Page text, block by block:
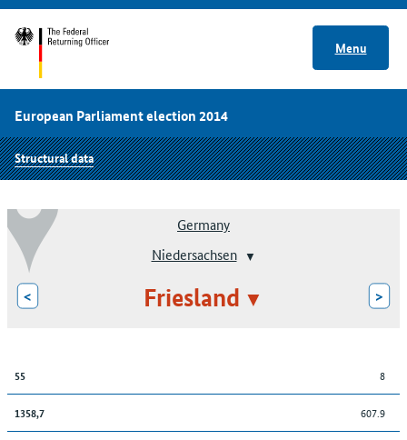
Menu
European Parliament election 2014
Structural data
Germany
Niedersachsen
< Friesland >
55 8
1358,7 607.9